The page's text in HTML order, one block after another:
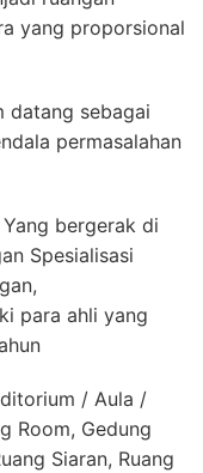
yang proporsional
datang sebagai
permasalahan
Yang bergerak di
Spesialisasi
para ahli yang
/ Aula /
Room, Gedung
Siaran, Ruang